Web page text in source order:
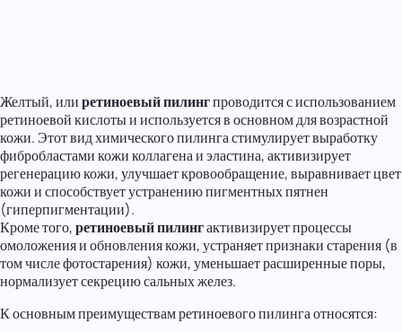
Желтый, илиретиноевый пилингпроводится с использованием
ретиноевой кислоты и используется в основном для возрастной
кожи. Этот вид химического пилинга стимулирует выработку
фибробластами кожи коллагена и эластина, активизирует
регенерацию кожи, улучшает кровообращение, выравнивает цвет
кожи и способствует устранению пигментных пятнен
(гиперпигментации).
Кроме того,ретиноевый пилингактивизирует процессы
омоложения и обновления кожи, устраняет признаки старения (в
том числе фотостарения) кожи, уменьшает расширенные поры,
нормализует секрецию сальных желез.
К основным преимуществам ретиноевого пилинга относятся: